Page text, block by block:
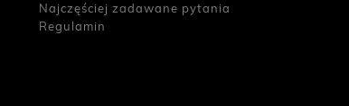
Najczęściej zadawane pytania
Regulamin